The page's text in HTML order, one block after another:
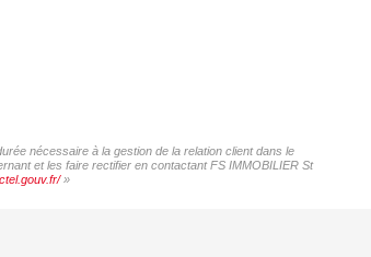
nécessaire à la gestion de la relation client dans le
et les faire rectifier en contactant FS IMMOBILIER St
»